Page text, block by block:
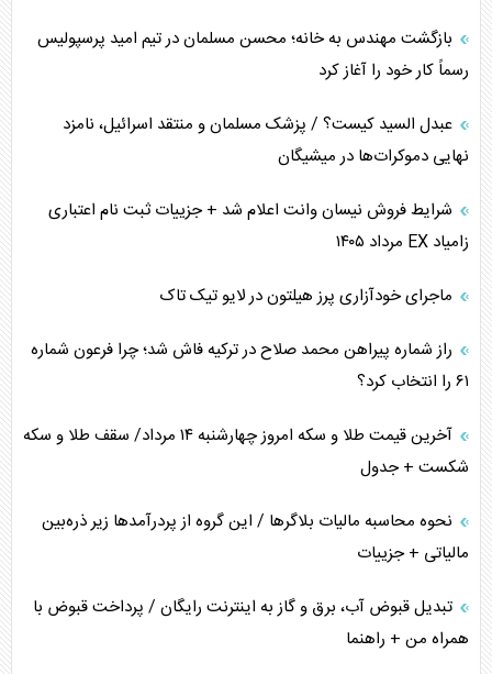
چرا کویت به دنبال شریک امنیتی جدید است؟
اعتراف غرب به قدرت ایران در تثبیت معادلات
خطای راهبردی ترامپ مقابل برزیل
متن و حاشیه سفر نتانیاهو به آمریکا
نقش راهبردی ایران در دیپلماسی غذایی جهان
فضای مجازی، چالش تربیتی خانواده‌ها
پیامدهای خطرناک حمله اوکراین به کشتی ایرانی
بازگشت مهندس به خانه؛ محسن مسلمان در تیم امید پرسپولیس
رسماً کار خود را آغاز کرد
عبدل السید کیست؟ / پزشک مسلمان و منتقد اسرائیل، نامزد
نهایی دموکرات‌ها در میشیگان
شرایط فروش نیسان وانت اعلام شد + جزییات ثبت نام اعتباری
زامیاد EX مرداد ۱۴۰۵
ماجرای خودآزاری پرز هیلتون در لایو تیک تاک
راز شماره پیراهن محمد صلاح در ترکیه فاش شد؛ چرا فرعون شماره
۶۱ را انتخاب کرد؟
آخرین قیمت طلا و سکه امروز چهارشنبه ۱۴ مرداد/ سقف طلا و سکه
شکست + جدول
نحوه محاسبه مالیات بلاگر‌ها / این گروه از پردرآمد‌ها زیر ذره‌بین
مالیاتی + جزییات
تبدیل قبوض آب، برق و گاز به اینترنت رایگان / پرداخت قبوض با
همراه من + راهنما